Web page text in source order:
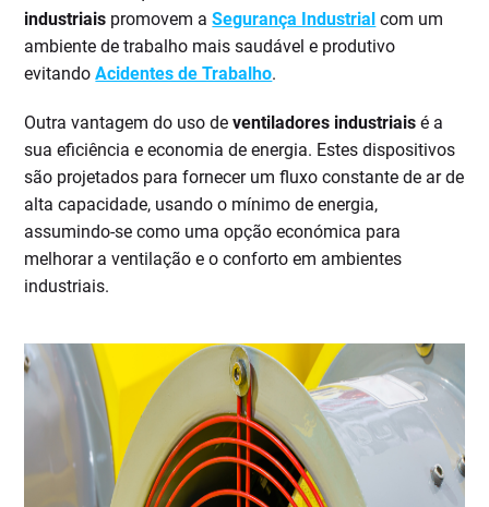
industriais promovem aSegurança Industrial com um
ambiente de trabalho mais saudável e produtivo
evitandoAcidentes de Trabalho.
Outra vantagem do uso deventiladores industriais é a
sua eficiência e economia de energia. Estes dispositivos
são projetados para fornecer um fluxo constante de ar de
alta capacidade, usando o mínimo de energia,
assumindo-se como uma opção económica para
melhorar a ventilação e o conforto em ambientes
industriais.